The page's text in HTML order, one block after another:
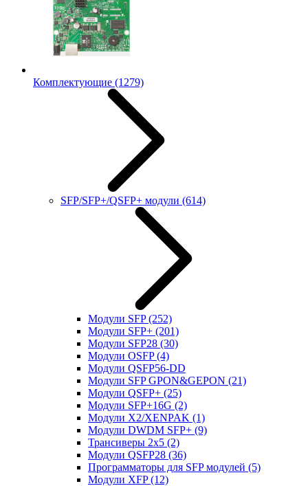
Комплектующие (1279)
SFP/SFP+/QSFP+ модули (614)
Модули SFP(252)
Модули SFP+ (201)
Модули SFP28 (30)
Модули OSFP(4)
Модули QSFP56-DD
Модули SFP GPON&GEPON (21)
Модули QSFP+ (25)
Модули SFP+16G (2)
Модули X2/XENPAK (1)
Модули DWDM SFP+ (9)
Трансиверы 2x5 (2)
Модули QSFP28 (36)
Программаторы для SFP модулей (5)
Модули XFP(12)